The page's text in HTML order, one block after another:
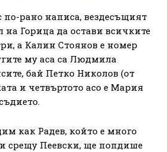
по-рано написа, вездесъщият
на Горица да остави всичките
а Калин Стоянов е номер
му аса са Людмила
бай Петко Николов (от
и четвъртото асо е Мария
как Радев, който е много
срещу Пеевски, ще попдише